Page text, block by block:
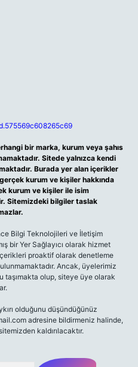
bir marka, kurum veya şahıs
Sitede yalnızca kendi
Burada yer alan içerikler
kurum ve kişiler hakkında
kurum ve kişiler ile isim
Sitemizdeki bilgiler taslak
Bilgi Teknolojileri ve İletişim
bir Yer Sağlayıcı olarak hizmet
proaktif olarak denetleme
Ancak, üyelerimiz
taşımakta olup, siteye üye olarak
olduğunu düşündüğünüz
adresine bildirmeniz halinde,
kaldırılacaktır.